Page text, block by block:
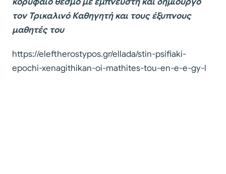
τον Τρικαλινό Καθηγητή και τους έξυπνους
μαθητές του
https://eleftherostypos.gr/ellada/stin-psifiaki-
epochi-xenagithikan-oi-mathites-tou-en-e-e-gy-l